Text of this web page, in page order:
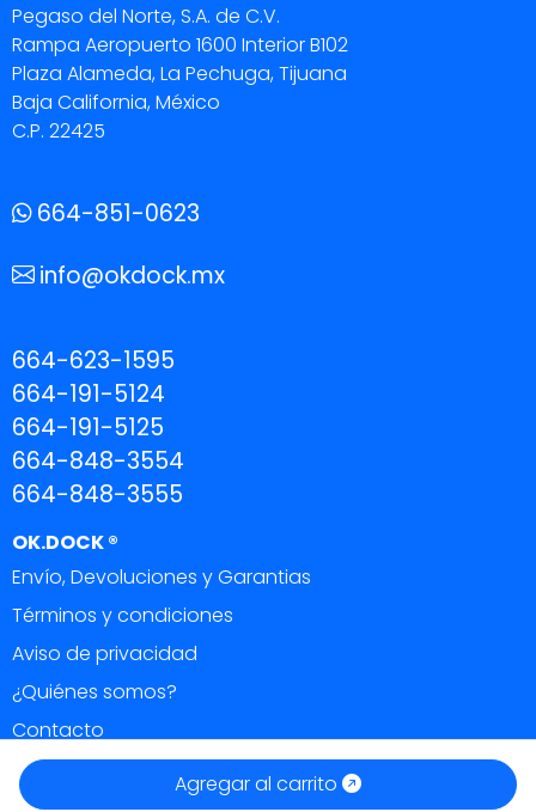
Agregar al carrito
Pegaso del Norte, S.A. de C.V.
Rampa Aeropuerto 1600 Interior B102
Plaza Alameda, La Pechuga, Tijuana
Baja California, México
C.P. 22425
664-851-0623
info@okdock.mx
664-623-1595
664-191-5124
664-191-5125
664-848-3554
664-848-3555
OK.DOCK ®
Envío, Devoluciones y Garantias
Términos y condiciones
Aviso de privacidad
¿Quiénes somos?
Contacto
Todos los derechos reservados 2026.